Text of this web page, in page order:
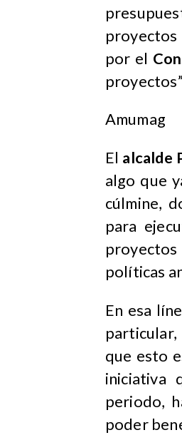
por el
Amumag
El alcalde
algo que
cúlmine,
para
proyectos
políticas
En esa
particular,
que esto
iniciativa
periodo,
poder